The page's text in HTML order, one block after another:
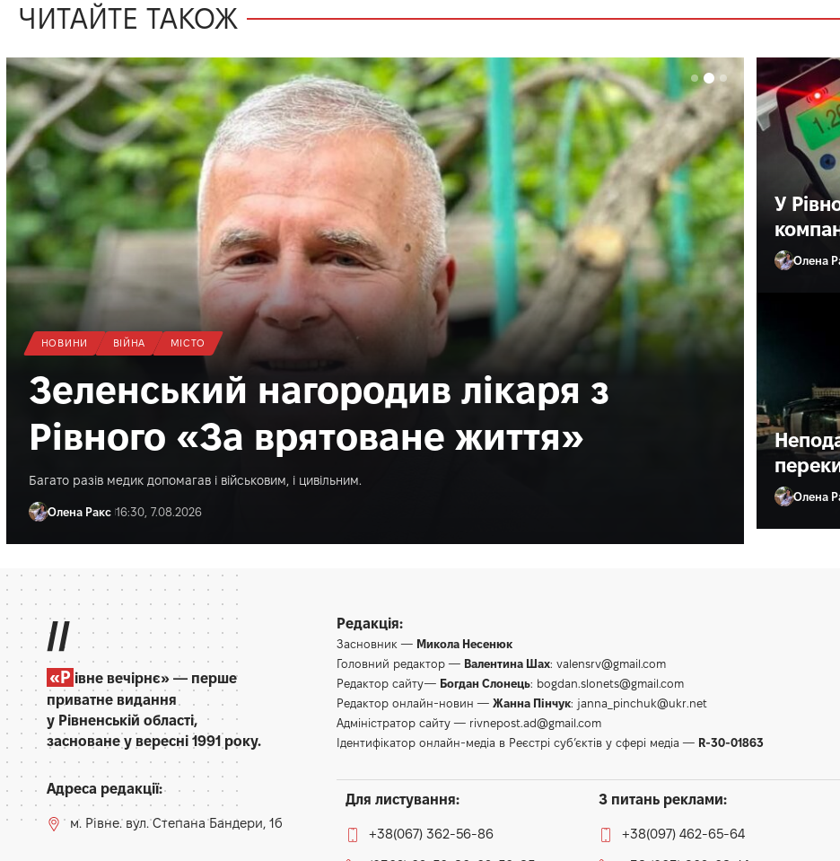
ЧИТАЙТЕ ТАКОЖ
НОВИНИ ВІЙНА МІСТО
Зеленський нагородив лікаря з
Рівного «За врятоване життя»
Багато разів медик допомагав і військовим, і цивільним.
Олена Ракс 16:30, 7.08.2026
У
Олена
Олена
//
«Р івне вечірнє» — перше
приватне видання
у Рівненській області,
засноване у вересні 1991 року.
Адреса редакції:
м. Рівне. вул. Степана Бандери, 1б
Редакція:
Засновник — Микола Несенюк
Головний редактор — Валентина Шах: valensrv@gmail.com
Редактор сайту— Богдан Слонець: bogdan.slonets@gmail.com
Редактор онлайн-новин — Жанна Пінчук: janna_pinchuk@ukr.net
Адміністратор сайту — rivnepost.ad@gmail.com
Ідентифікатор онлайн-медіа в Реєстрі суб’єктів у сфері медіа — R-30-01863
Для листування:
+38(067) 362-56-86
З питань реклами:
+38(097) 462-65-64